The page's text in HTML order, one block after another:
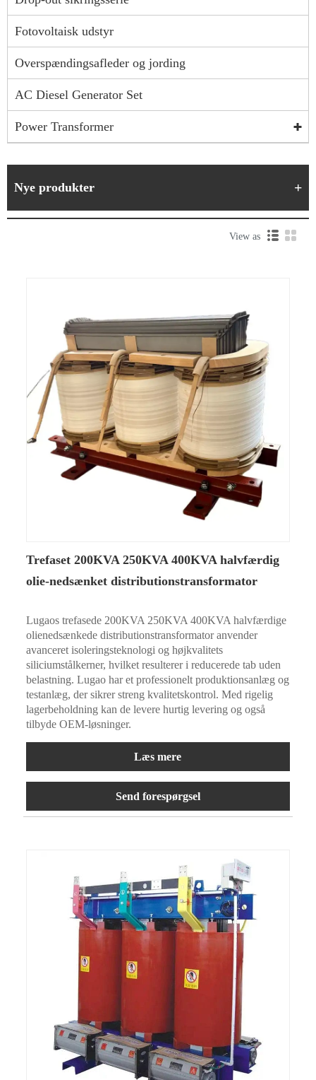
Fotovoltaisk udstyr
Overspændingsafleder og jording
AC Diesel Generator Set
Power Transformer
Nye produkter
View as
Trefaset 200KVA 250KVA 400KVA halvfærdig
olie-nedsænket distributionstransformator
Lugaos trefasede 200KVA 250KVA 400KVA halvfærdige
olienedsænkede distributionstransformator anvender
avanceret isoleringsteknologi og højkvalitets
siliciumstålkerner, hvilket resulterer i reducerede tab uden
belastning. Lugao har et professionelt produktionsanlæg og
testanlæg, der sikrer streng kvalitetskontrol. Med rigelig
lagerbeholdning kan de levere hurtig levering og også
tilbyde OEM-løsninger.
Læs mere
Send forespørgsel